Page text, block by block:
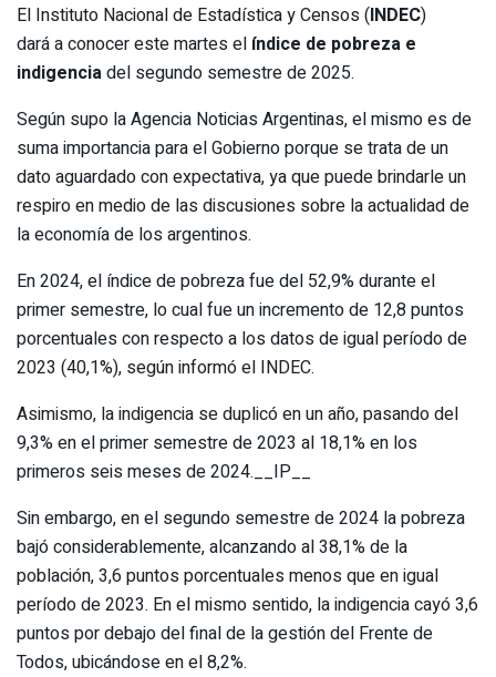
El Instituto Nacional de Estadística y Censos (INDEC)
dará a conocer este martes el índice de pobreza e
indigenciadel segundo semestre de 2025.
Según supo la Agencia Noticias Argentinas, el mismo es de
suma importancia para el Gobierno porque se trata de un
dato aguardado con expectativa, ya que puede brindarle un
respiro en medio de las discusiones sobre la actualidad de
la economía de los argentinos.
En 2024, el índice de pobreza fue del 52,9% durante el
primer semestre, lo cual fue un incremento de 12,8 puntos
porcentuales con respecto a los datos de igual período de
2023 (40,1%), según informó el INDEC.
Asimismo, la indigencia se duplicó en un año, pasando del
9,3% en el primer semestre de 2023 al 18,1% en los
primeros seis meses de 2024.__IP__
Sin embargo, en el segundo semestre de 2024 la pobreza
bajó considerablemente, alcanzando al 38,1% de la
población, 3,6 puntos porcentuales menos que en igual
período de 2023. En el mismo sentido, la indigencia cayó 3,6
puntos por debajo del final de la gestión del Frente de
Todos, ubicándose en el 8,2%.